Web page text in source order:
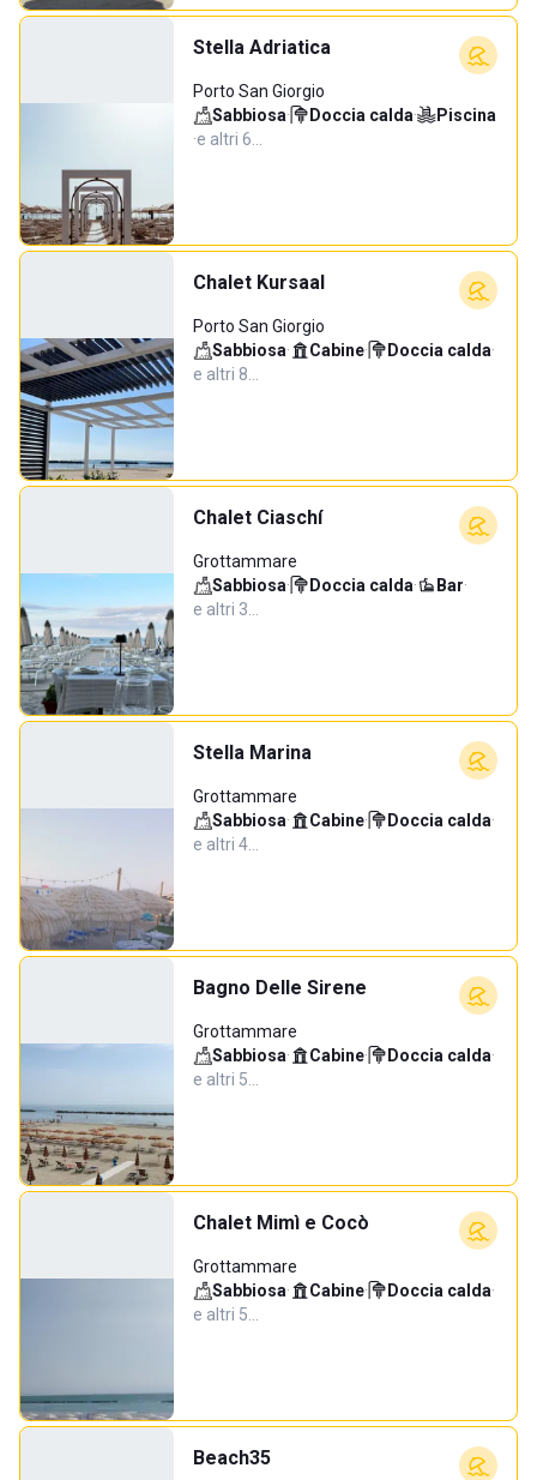
Stella Adriatica
Porto San Giorgio
Sabbiosa· Doccia calda·
Piscina
·e altri 6…
Chalet Kursaal
Porto San Giorgio
Sabbiosa· Cabine· Doccia calda·
e altri 8…
Chalet Ciaschí
Grottammare
Sabbiosa· Doccia calda· Bar·
e altri 3…
Stella Marina
Grottammare
Sabbiosa· Cabine· Doccia calda·
e altri 4…
Bagno Delle Sirene
Grottammare
Sabbiosa· Cabine· Doccia calda·
e altri 5…
Chalet Mimì e Cocò
Grottammare
Sabbiosa· Cabine· Doccia calda·
e altri 5…
Beach35